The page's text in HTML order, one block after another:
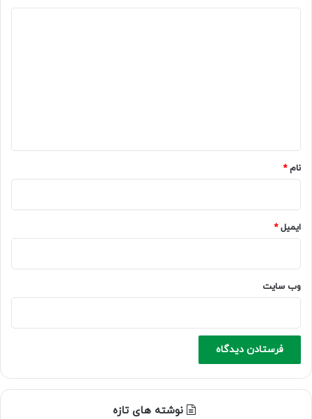
نام*
ایمیل*
وب‌ سایت
نوشته های تازه